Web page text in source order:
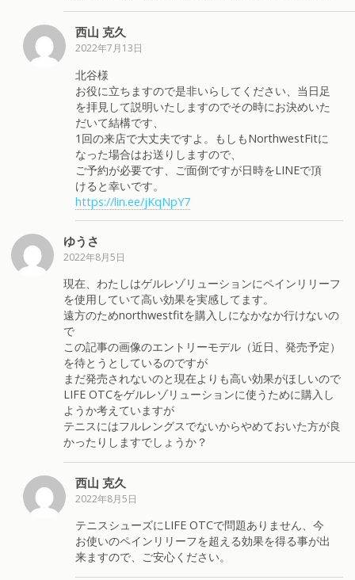
西山 克久
2022年7月13日
北谷様
お役に立ちますので是非いらしてください、当日足
を拝見して説明いたしますのでその時にお決めいた
だいて結構です、
1回の来店で大丈夫ですよ。もしもNorthwestFitに
なった場合はお送りしますので、
ご予約が必要です、ご面倒ですが日時をLINEで頂
けると幸いです。
https://lin.ee/jKqNpY7
ゆうさ
2022年8月5日
現在、わたしはゲルレゾリューションにペインリリーフ
を使用していて高い効果を実感してます。
遠方のためnorthwestfitを購入しになかなか行けないの
で
この記事の画像のエントリーモデル（近日、発売予定）
を待とうとしているのですが
まだ発売されないのと現在よりも高い効果がほしいので
LIFE OTCをゲルレゾリューションに使うために購入し
ようか考えていますが
テニスにはフルレングスでないからやめておいた方が良
かったりしますでしょうか？
西山 克久
2022年8月5日
テニスシューズにLIFE OTCで問題ありません、今
お使いのペインリリーフを超える効果を得る事が出
来ますので、ご安心ください。